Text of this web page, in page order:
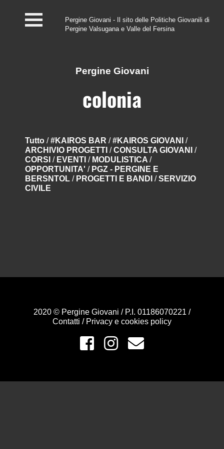
#InfoPoint
Centro #Kairos
Eventi e News
Contatti
Pergine Giovani - Il sito delle Politiche Giovanili di
Pergine Valsugana e Valle del Fersina
Pergine Giovani
colonia
Tutto /#KAIROS BAR /#KAIROS GIOVANI /
ARCHIVIO PROGETTI /CONSULTA GIOVANI /
CORSI / EVENTI / MODULISTICA /
OPPORTUNITA' / PGZ - PERGINE E
BERSNTOL / PROGETTI E BANDI /SERVIZIO
CIVILE
2020 © Pergine Giovani / P.I. 01186070221 /
Contatti / Privacy e cookies policy